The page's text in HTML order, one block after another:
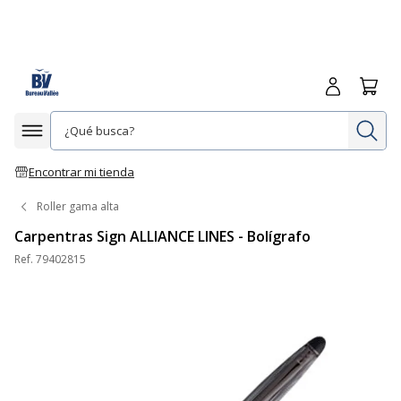
Afficher la navigation
Encontrar mi tienda
Iniciar
Roller gama alta
Carpentras Sign ALLIANCE LINES - Bolígrafo
Ref. 79402815